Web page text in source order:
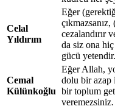
Celal
Yıldırım
Eğer
cezalandırır
da siz ona
gücü yetendir.
Cemal
Külünkoğlu
Eğer Allah,
dolu bir azap
bir toplum